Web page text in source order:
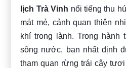
lịch Trà Vinh nổi tiếng thu
mát mẻ, cảnh quan thiên
khí trong lành. Trong hành
sông nước, bạn nhất định
tham quan rừng trái cây